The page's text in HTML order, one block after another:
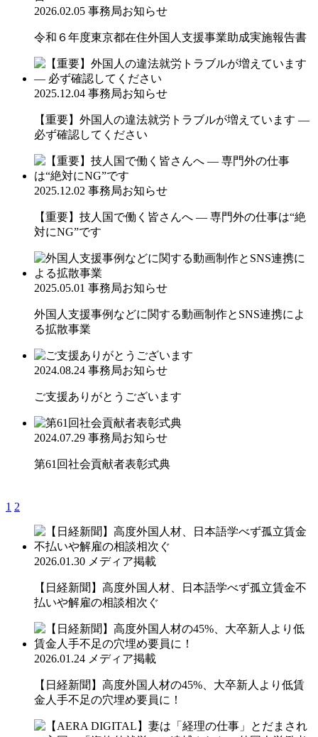
2026.02.05 事務局お知らせ
令和６年度東京都在住外国人支援事業助成実施報告書
2025.12.04 事務局お知らせ
【重要】外国人の違法就労トラブルが増えています ―
必ず確認してください
2025.12.02 事務局お知らせ
【重要】技人国で働く皆さんへ ― 専門外の仕事は“絶
対にNG”です
2025.05.01 事務局お知らせ
外国人支援事例などに関する動画制作とSNS連携によ
る拡散事業
2024.08.24 事務局お知らせ
ご支援ありがとうございます
2024.07.29 事務局お知らせ
第61回社会貢献者表彰式典
1 2
2026.01.30 メディア掲載
【日経新聞】高度外国人材、日本語学べず孤立賃金不
払いや解雇の相談相次ぐ
2026.01.24 メディア掲載
【日経新聞】高度外国人材の45%、大卒新人より低賃
金人手不足の穴埋め要員に！